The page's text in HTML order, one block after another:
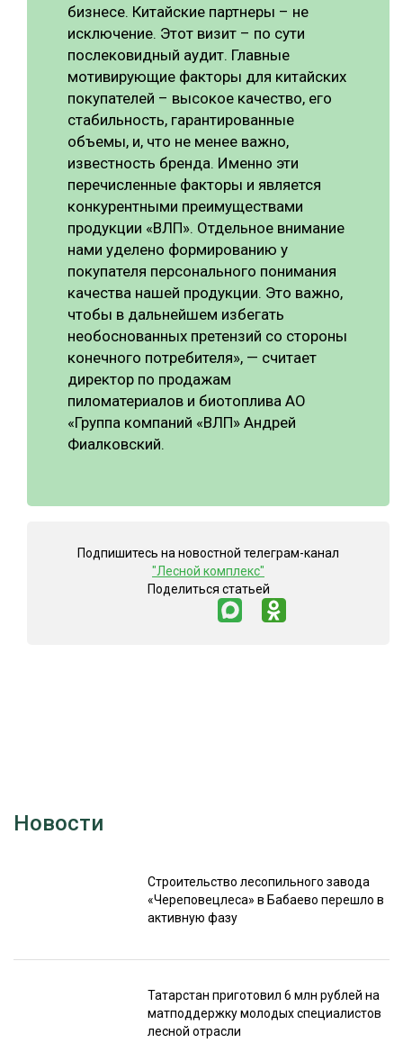
бизнесе. Китайские партнеры – не
исключение. Этот визит – по сути
послековидный аудит. Главные
мотивирующие факторы для китайских
покупателей – высокое качество, его
стабильность, гарантированные
объемы, и, что не менее важно,
известность бренда. Именно эти
перечисленные факторы и является
конкурентными преимуществами
продукции «ВЛП». Отдельное внимание
нами уделено формированию у
покупателя персонального понимания
качества нашей продукции. Это важно,
чтобы в дальнейшем избегать
необоснованных претензий со стороны
конечного потребителя», — считает
директор по продажам
пиломатериалов и биотоплива АО
«Группа компаний «ВЛП» Андрей
Фиалковский.
Подпишитесь на новостной телеграм-канал
"Лесной комплекс"
Поделиться статьей
Новости
Строительство лесопильного завода
«Череповецлеса» в Бабаево перешло в
активную фазу
Татарстан приготовил 6 млн рублей на
матподдержку молодых специалистов
лесной отрасли